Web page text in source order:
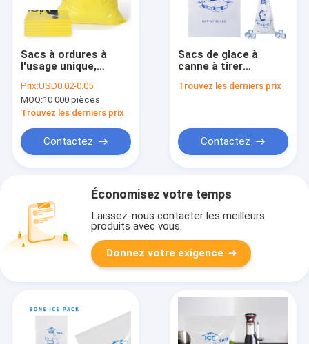
Sacs à ordures à
l'usage unique,
charge, sûrs pour
l'environnement,
cuisine recyclable, à
Prix:USD0.02-0.05
MOQ:10 000 pièces
Trouvez les derniers prix
Contactez
Sacs de glace à
canne à tirer
Trouvez les derniers prix
Contactez
Économisez votre temps
Laissez-nous contacter les meilleurs
produits avec vous.
Donnez votre exigence